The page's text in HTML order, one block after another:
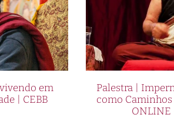
em
| CEBB
Palestra |
como
ONLINE